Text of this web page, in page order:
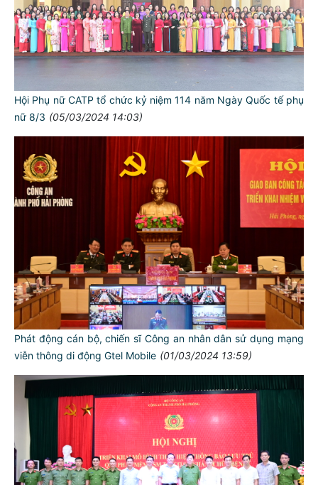
Hội Phụ nữ CATP tổ chức kỷ niệm 114 năm Ngày Quốc tế phụ
nữ 8/3 (05/03/2024 14:03)
Phát động cán bộ, chiến sĩ Công an nhân dân sử dụng mạng
viễn thông di động Gtel Mobile (01/03/2024 13:59)